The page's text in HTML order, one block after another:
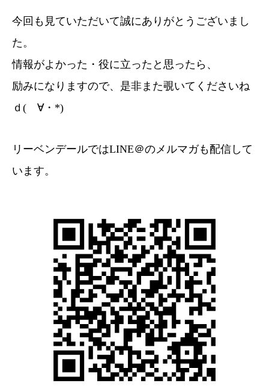
今回も見ていただいて誠にありがとうございまし
た。
情報がよかった・役に立ったと思ったら、
励みになりますので、是非また覗いてくださいね
ｄ(ゝ∀・*)
リーベンデールではLINE＠のメルマガも配信して
います。